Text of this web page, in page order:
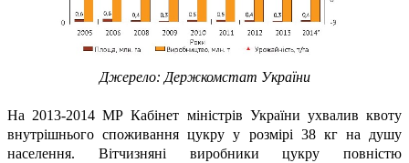
Джерело: Держкомстат України
На 2013-2014 МР Кабінет міністрів України ухвалив квоту
внутрішнього споживання цукру у розмірі 38 кг на душу
населення. Вітчизняні виробники цукру повністю